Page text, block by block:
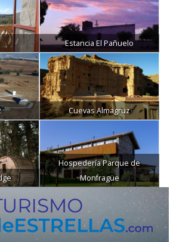
Estancia El Pañuelo
Cuevas Almagruz
Hospedería Parque de
Monfragüe